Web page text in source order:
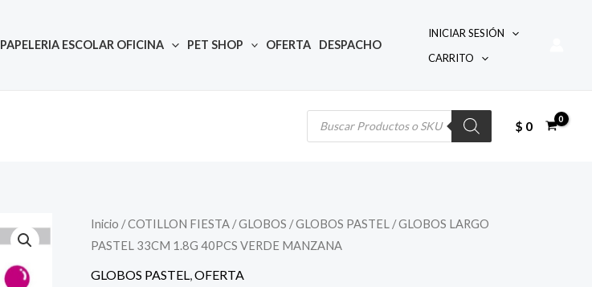
PAPELERIA ESCOLAR OFICINA PET SHOP OFERTA DESPACHO
INICIAR SESIÓN
CARRITO
Búsqueda
$ 0
Inicio /COTILLON FIESTA /GLOBOS /GLOBOS PASTEL / GLOBOS LARGO
PASTEL 33CM 1.8G 40PCS VERDE MANZANA
GLOBOS PASTEL OFERTA
El
El
Quantity